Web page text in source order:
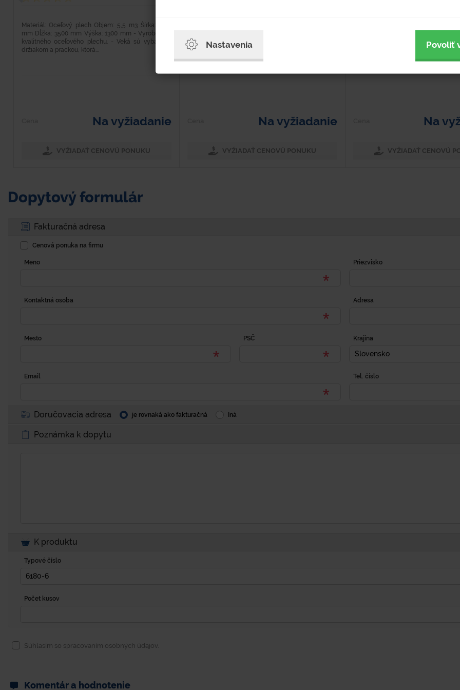
Materiál: Oceľový plech Objem: 5,5 m3 Šírka: 1820
mm Dĺžka: 3500 mm Výška: 1300 mm - Vyrobený z
kvalitného oceľového plechu. - Veká sú vybavené
držiakom a prackou, ktorá...
Na vyžiadanie
VYŽIADAŤ CENOVÚ PONUKU
kvalitného oceľového plechu. Kontajner z jednej
strany je vybavený sklopným...
Na vyžiadanie
VYŽIADAŤ CENOVÚ PONUKU
vystuženou konštrukciou
Na
VYŽIADAŤ CENOVÚ
Dopytový formulár
Fakturačná adresa
Cenová ponuka na firmu
Meno Priezvisko
Kontaktná osoba Adresa
Mesto PSČ Krajina
Slovensko
Email Tel. číslo
Doručovacia adresa je rovnaká ako fakturačná Iná
Poznámka k dopytu
K produktu
Typové číslo
Počet kusov
Súhlasím so spracovaním osobných údajov.
Komentár a hodnotenie
Nastavenia Povoliť